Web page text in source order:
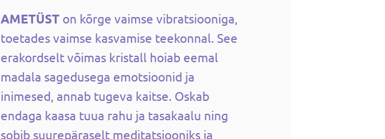
AMETÜST on kõrge vaimse vibratsiooniga,
toetades vaimse kasvamise teekonnal. See
erakordselt võimas kristall hoiab eemal
madala sagedusega emotsioonid ja
inimesed, annab tugeva kaitse. Oskab
endaga kaasa tuua rahu ja tasakaalu ning
sobib suurepäraselt meditatsiooniks ja